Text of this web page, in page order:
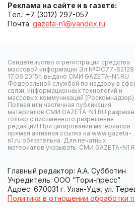
Реклама на сайте и в газете:
Тел.: +7 (3012) 297-057
Почта: gazeta-n1@yandex.ru
Свидетельство о регистрации средства
массовой информации Эл №ФС77-62128
17.06.2015г. выдано СМИ GAZETA-N1.RU
Федеральной службой по надзору в
связи, информационных технологий и
массовых коммуникаций (Роскомнадзор).
Полная или частичная публикация
материалов СМИ GAZETA-N1.RU
только с письменного разрешения
редакции! При цитировании материалов
прямая активная ссылка на www.gazeta-
n1.ru обязательна. Для печатных
материалов указывать: СМИ GAZETA-
Главный редактор: А.А. Субботин
Учредитель: ООО “Тори-пресс”
Адрес: 670031 г. Улан-Удэ, ул.
Политика в отношении обработки